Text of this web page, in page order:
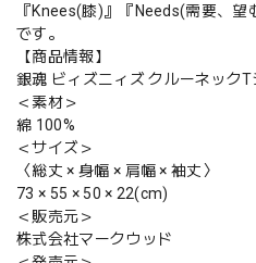
『Knees(膝)』『Needs(需要、
です。
【商品情報】
銀魂 ビィズニィズ クルーネック
＜素材＞
綿 100%
＜サイズ＞
〈総丈 × 身幅 × 肩幅 × 袖丈〉
73 × 55 × 50 × 22(cm)
＜販売元＞
株式会社マークウッド